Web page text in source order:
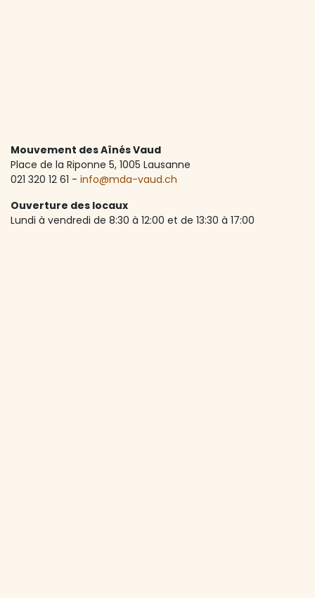
Mouvement des Aînés Vaud
Place de la Riponne 5, ​1005 Lausanne
021 320 12 61 - info@mda-vaud.ch
Ouverture des locaux
Lundi à vendredi de 8:30 à 12:00 et de 13:30 à 17:00